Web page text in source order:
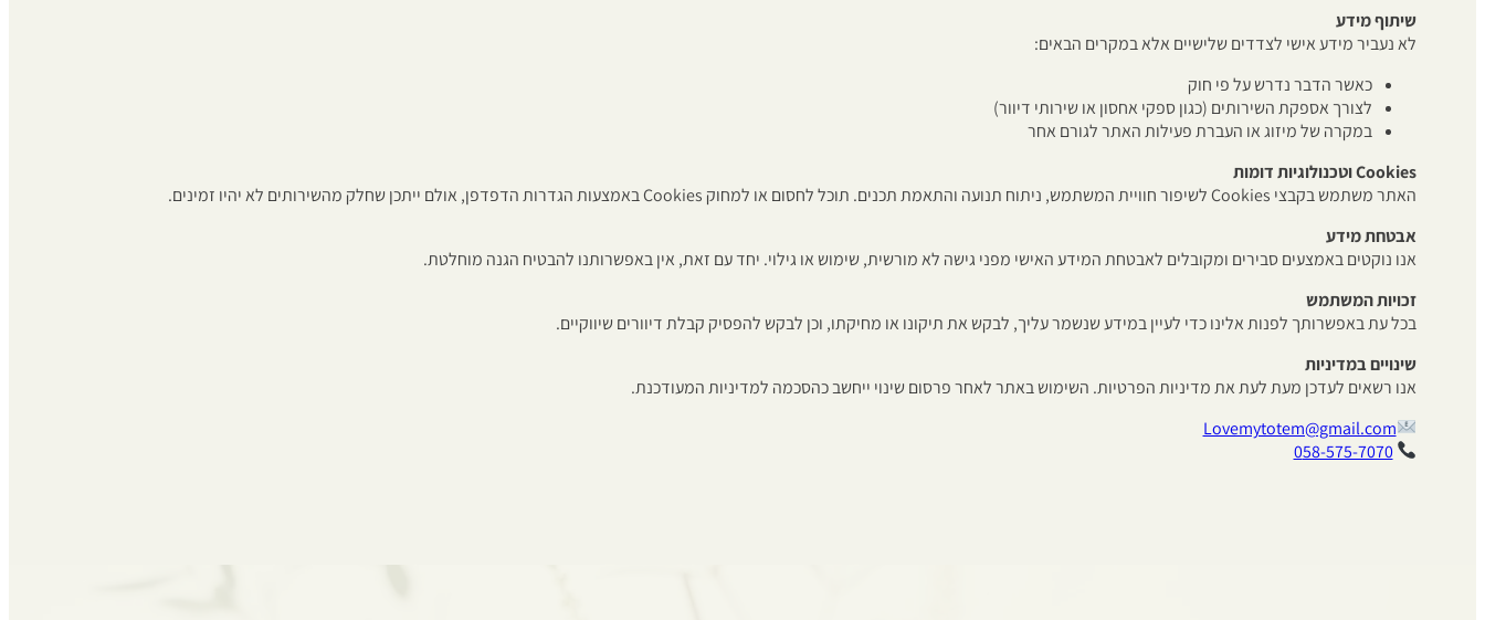
שיתוף מידע
לא נעביר מידע אישי לצדדים שלישיים אלא במקרים הבאים:
כאשר הדבר נדרש על פי חוק
לצורך אספקת השירותים (כגון ספקי אחסון או שירותי דיוור)
במקרה של מיזוג או העברת פעילות האתר לגורם אחר
Cookies וטכנולוגיות דומות
האתר משתמש בקבצי Cookies לשיפור חוויית המשתמש, ניתוח תנועה והתאמת תכנים. תוכל לחסום או למחוק Cookies באמצעות הגדרות הדפדפן, אולם ייתכן שחלק מהשירותים לא יהיו זמינים.
אבטחת מידע
אנו נוקטים באמצעים סבירים ומקובלים לאבטחת המידע האישי מפני גישה לא מורשית, שימוש או גילוי. יחד עם זאת, אין באפשרותנו להבטיח הגנה מוחלטת.
זכויות המשתמש
בכל עת באפשרותך לפנות אלינו כדי לעיין במידע שנשמר עליך, לבקש את תיקונו או מחיקתו, וכן לבקש להפסיק קבלת דיוורים שיווקיים.
שינויים במדיניות
אנו רשאים לעדכן מעת לעת את מדיניות הפרטיות. השימוש באתר לאחר פרסום שינוי ייחשב כהסכמה למדיניות המעודכנת.
Lovemytotem@gmail.com
058-575-7070⁩